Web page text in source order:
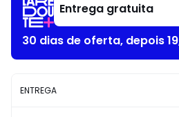
Entrega gratuita
30 dias de oferta, depois
ENTREGA